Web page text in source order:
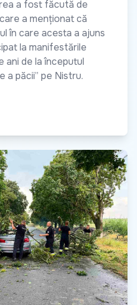
a fost făcută de
a menționat că
în care acesta a ajuns
la manifestările
ani de la începutul
a păcii” pe Nistru.